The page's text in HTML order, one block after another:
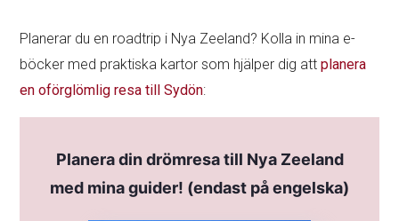
Planerar du en roadtrip i Nya Zeeland? Kolla in mina e-
böcker med praktiska kartor som hjälper dig attplanera
en oförglömlig resa till Sydön:
Planera din drömresa till Nya Zeeland
med mina guider! (endast på engelska)